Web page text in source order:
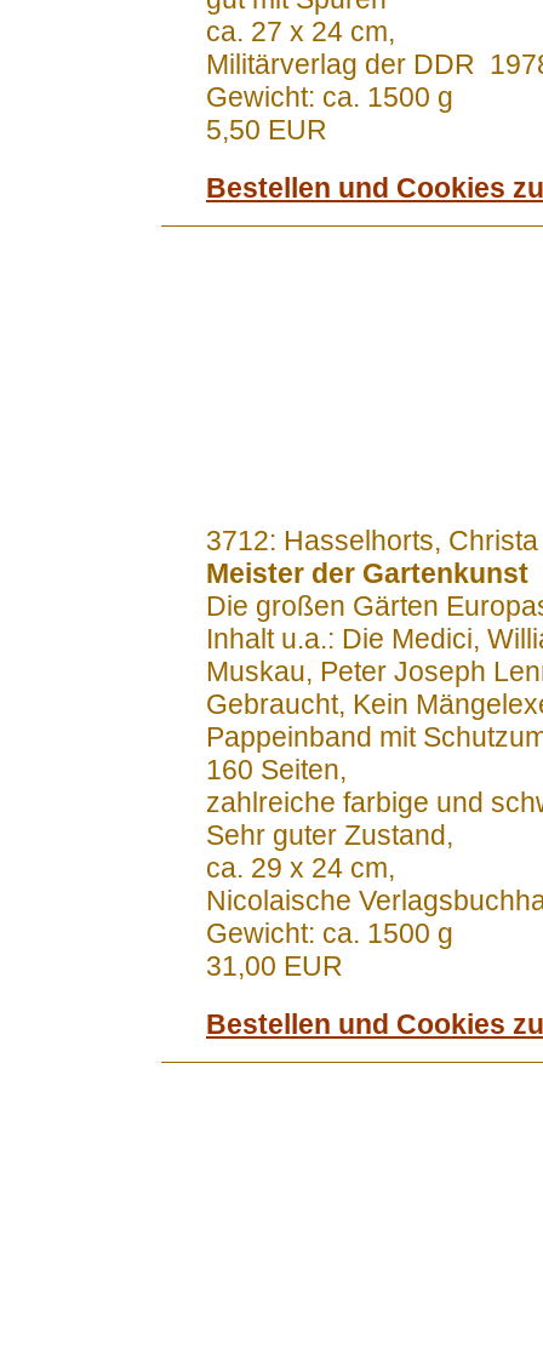
ca. 27 x 24 cm,
Militärverlag der DDR
Gewicht: ca. 1500 g
5,50 EUR
Bestellen und Cookies
3712: Hasselhorts, Christa
Meister der Gartenkunst
Die großen Gärten
Inhalt u.a.: Die Medici,
Muskau, Peter Joseph
Gebraucht, Kein
Pappeinband mit
160 Seiten,
zahlreiche farbige und
Sehr guter Zustand,
ca. 29 x 24 cm,
Nicolaische
Gewicht: ca. 1500 g
31,00 EUR
Bestellen und Cookies